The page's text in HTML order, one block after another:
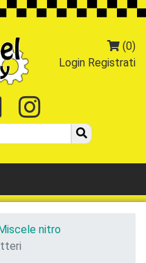
(0)
Login Registrati
Youtube
Miscele nitro